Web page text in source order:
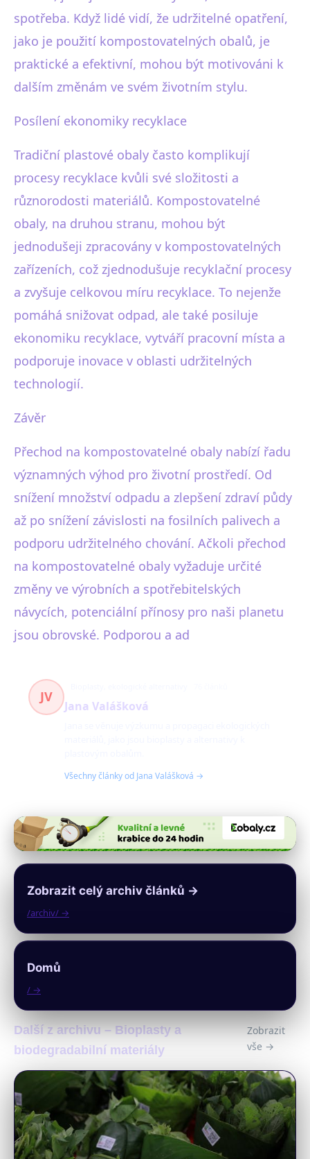
spotřeba. Když lidé vidí, že udržitelné opatření,
jako je použití kompostovatelných obalů, je
praktické a efektivní, mohou být motivováni k
dalším změnám ve svém životním stylu.
Posílení ekonomiky recyklace
Tradiční plastové obaly často komplikují
procesy recyklace kvůli své složitosti a
různorodosti materiálů. Kompostovatelné
obaly, na druhou stranu, mohou být
jednodušeji zpracovány v kompostovatelných
zařízeních, což zjednodušuje recyklační procesy
a zvyšuje celkovou míru recyklace. To nejenže
pomáhá snižovat odpad, ale také posiluje
ekonomiku recyklace, vytváří pracovní místa a
podporuje inovace v oblasti udržitelných
technologií.
Závěr
Přechod na kompostovatelné obaly nabízí řadu
významných výhod pro životní prostředí. Od
snížení množství odpadu a zlepšení zdraví půdy
až po snížení závislosti na fosilních palivech a
podporu udržitelného chování. Ačkoli přechod
na kompostovatelné obaly vyžaduje určité
změny ve výrobních a spotřebitelských
návycích, potenciální přínosy pro naši planetu
jsou obrovské. Podporou a ad
JV
Jana Valášková
Všechny články od Jana Valášková →
Zobrazit celý archiv článků →
/archiv/ →
Domů
/ →
Další z archivu – Bioplasty a
biodegradabilní materiály
Zobrazit
vše →